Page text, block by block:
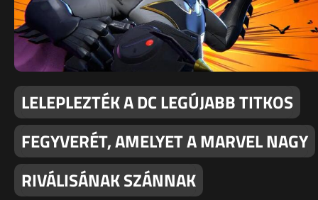
LELEPLEZTÉK A DC LEGÚJABB TITKOS
FEGYVERÉT, AMELYET A MARVEL NAGY
RIVÁLISÁNAK SZÁNNAK